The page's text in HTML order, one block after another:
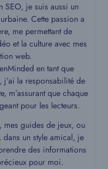
SEO, je suis aussi un
Cette passion a
me permettant de
et la culture avec mes
web.
en tant que
la responsabilité de
m’assurant que chaque
pour les lecteurs.
mes guides de jeux, ou
un style amical, je
des informations
pour moi.